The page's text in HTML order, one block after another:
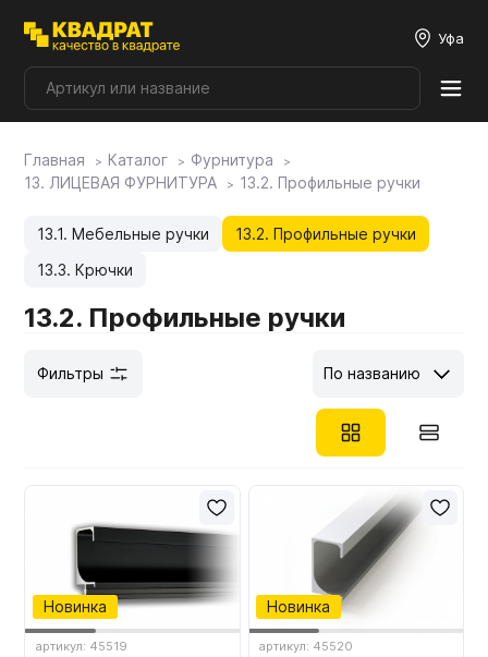
Уфа
Плитные материалы
Фурнитура
Столешницы
Мой ЭГГЕР
Мебельные образцы, каталоги
Главная Каталог
Фурнитура
13. ЛИЦЕВАЯ ФУРНИТУРА
13.2. Профильные ручки
13.1. Мебельные ручки
13.2. Профильные ручки
13.3. Крючки
13.2. Профильные ручки
По названию
Фильтры
Новинка
артикул: 45519
Новинка
артикул: 45520